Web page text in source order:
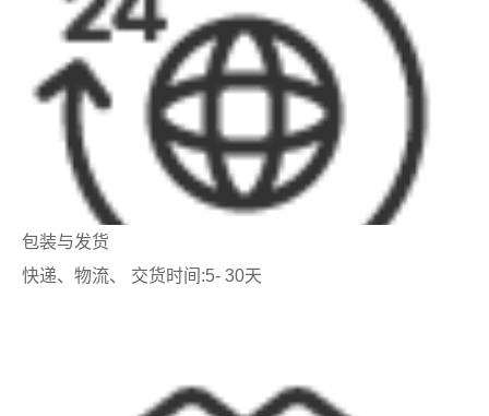
包装与发货
快递、物流、 交货时间:5- 30天